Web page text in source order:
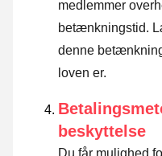
medlemmer
betænkningstid.
denne
loven er.
beskyttelse
Du får mulighed